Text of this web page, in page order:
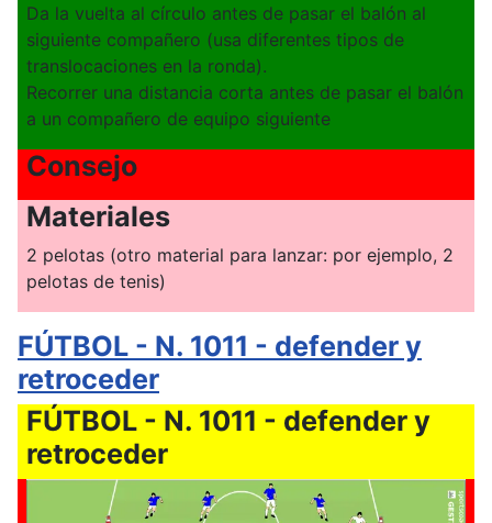
Da la vuelta al círculo antes de pasar el balón al
siguiente compañero (usa diferentes tipos de
translocaciones en la ronda).
Recorrer una distancia corta antes de pasar el balón
a un compañero de equipo siguiente
Consejo
Materiales
2 pelotas (otro material para lanzar: por ejemplo, 2
pelotas de tenis)
FÚTBOL - N. 1011 - defender y
retroceder
FÚTBOL - N. 1011 - defender y
retroceder